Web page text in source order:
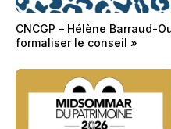
CNCGP – Hélène Barraud-
formaliser le conseil »